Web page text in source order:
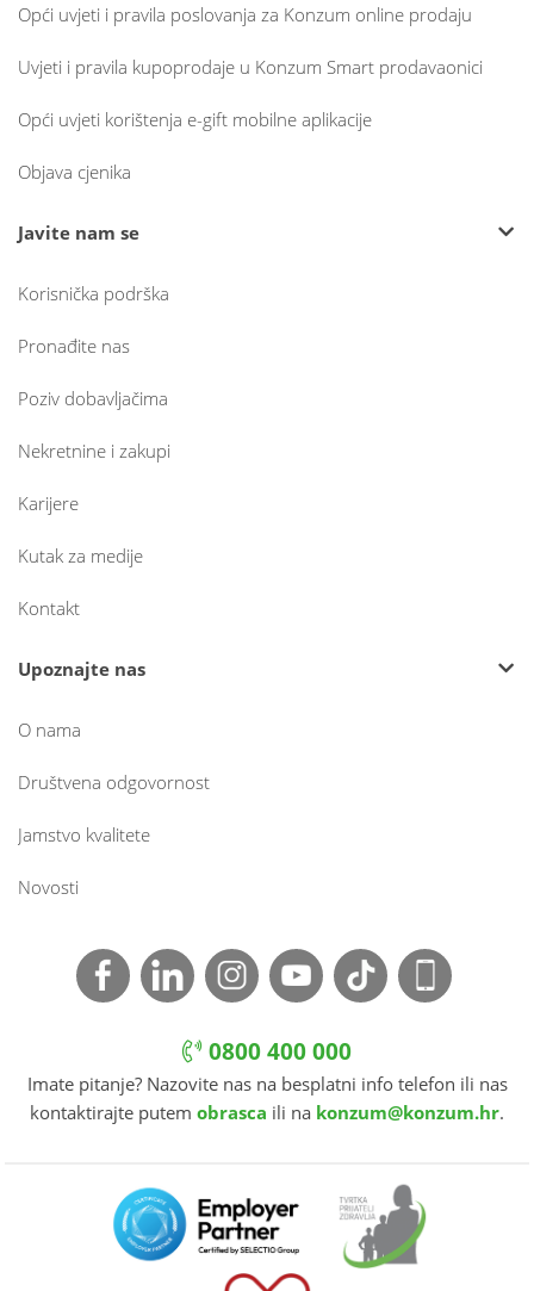
Opći uvjeti i pravila poslovanja za Konzum online prodaju
Uvjeti i pravila kupoprodaje u Konzum Smart prodavaonici
Opći uvjeti korištenja e-gift mobilne aplikacije
Objava cjenika
Javite nam se
Korisnička podrška
Pronađite nas
Poziv dobavljačima
Nekretnine i zakupi
Karijere
Kutak za medije
Kontakt
Upoznajte nas
O nama
Društvena odgovornost
Jamstvo kvalitete
Novosti
0800 400 000
Imate pitanje? Nazovite nas na besplatni info telefon ili nas
kontaktirajte putem obrasca ili na konzum@konzum.hr.